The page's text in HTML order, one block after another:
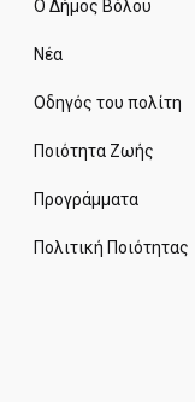
Ο Δήμος Βόλου
Νέα
Οδηγός του πολίτη
Ποιότητα Ζωής
Προγράμματα
Πολιτική Ποιότητας